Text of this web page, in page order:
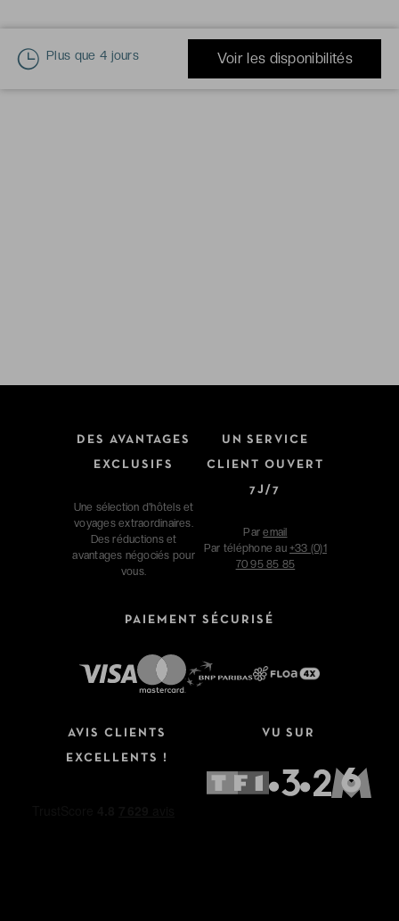
Plus que 4 jours Voir les disponibilités
DES AVANTAGES
EXCLUSIFS
Une sélection d'hôtels et
voyages extraordinaires.
Des réductions et
avantages négociés pour
vous.
UN SERVICE
CLIENT OUVERT
7J/7
Paremail
Par téléphone au +33 (0)1
70 95 85 85
PAIEMENT SÉCURISÉ
AVIS CLIENTS
EXCELLENTS !
VU SUR